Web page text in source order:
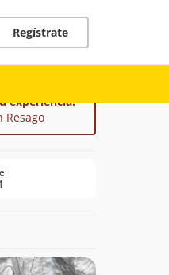
Regístrate
experiencia!
Resago